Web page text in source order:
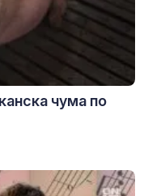
чума по